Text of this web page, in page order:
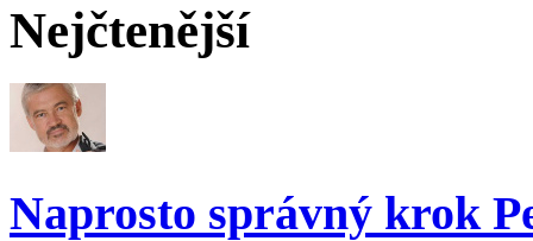
Nejčtenější
Naprosto správný krok